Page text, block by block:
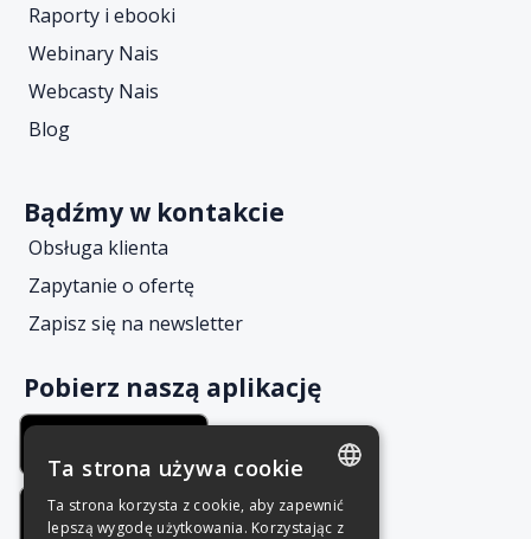
Raporty i ebooki
Webinary Nais
Webcasty Nais
Blog
Bądźmy w kontakcie
Obsługa klienta
Zapytanie o ofertę
Zapisz się na newsletter
Pobierz naszą aplikację
POLISH
Ta strona używa cookie
Ta strona korzysta z cookie, aby zapewnić
lepszą wygodę użytkowania. Korzystając z